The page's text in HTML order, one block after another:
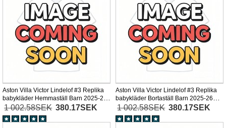
Aston Villa Victor Lindelof #3 Replika
babykläder Hemmaställ Barn 2025-26
Kortärmad (+ korta byxor)
1 002.58SEK 380.17SEK
Aston Villa Victor Lindelof #3 Replika
babykläder Bortaställ Barn 2025-26
Kortärmad (+ korta byxor)
1 002.58SEK 380.17SEK